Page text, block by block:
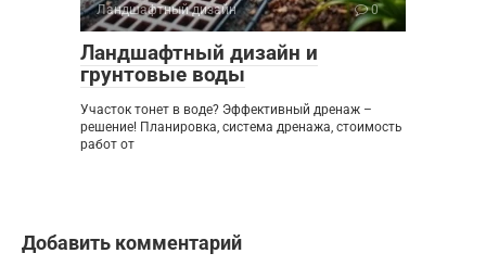
Ландшафтный дизайн 0
Ландшафтный дизайн и
грунтовые воды
Участок тонет в воде? Эффективный дренаж –
решение! Планировка, система дренажа, стоимость
работ от
Добавить комментарий